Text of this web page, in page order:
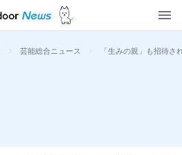
> 芸能総合ニュース > 「生みの親」も招待